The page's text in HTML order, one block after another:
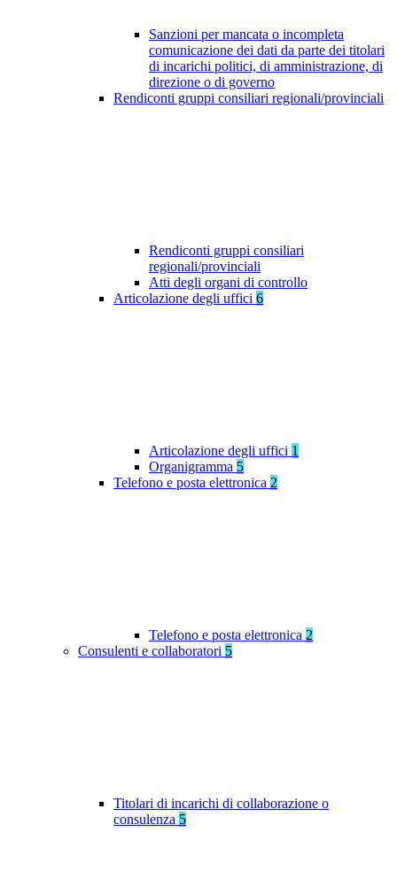
Sanzioni per mancata o incompleta
comunicazione dei dati da parte dei titolari
di incarichi politici, di amministrazione, di
direzione o di governo
Rendiconti gruppi consiliari regionali/provinciali
Rendiconti gruppi consiliari
regionali/provinciali
Atti degli organi di controllo
Articolazione degli uffici 6
Articolazione degli uffici 1
Organigramma 5
Telefono e posta elettronica 2
Telefono e posta elettronica 2
Consulenti e collaboratori 5
Titolari di incarichi di collaborazione o
consulenza 5